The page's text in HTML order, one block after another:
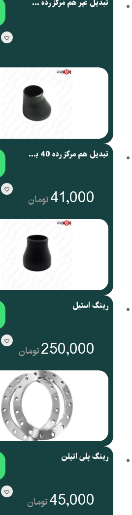
تبدیل غیر هم مرکز رده 40 بنکن
تبدیل هم مرکز رده 40 بنکن
تومان41,000
رینگ استیل
تومان250,000
رینگ پلی اتیلن
تومان45,000